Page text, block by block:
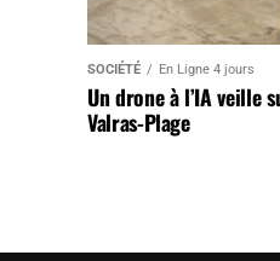
SOCIÉTÉ En Ligne 4 jours
Un drone à l’IA veille
Valras-Plage